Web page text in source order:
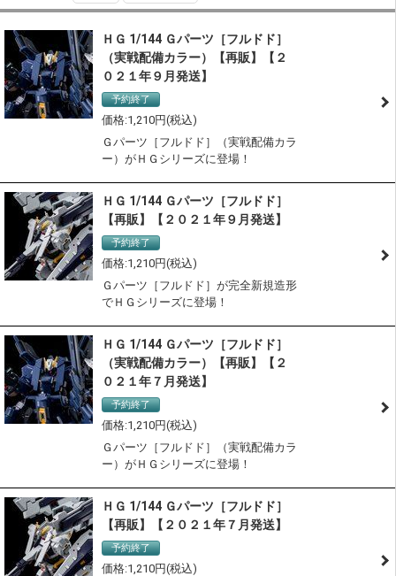
ＨＧ 1/144 Ｇパーツ［フルドド］
（実戦配備カラー）【再販】【２
０２１年９月発送】
予約終了
1,210
Ｇパーツ［フルドド］（実戦配備カラ
ー）がＨＧシリーズに登場！
ＨＧ 1/144 Ｇパーツ［フルドド］
【再販】【２０２１年９月発送】
予約終了
1,210
Ｇパーツ［フルドド］が完全新規造形
でＨＧシリーズに登場！
ＨＧ 1/144 Ｇパーツ［フルドド］
（実戦配備カラー）【再販】【２
０２１年７月発送】
予約終了
1,210
Ｇパーツ［フルドド］（実戦配備カラ
ー）がＨＧシリーズに登場！
ＨＧ 1/144 Ｇパーツ［フルドド］
【再販】【２０２１年７月発送】
予約終了
1,210